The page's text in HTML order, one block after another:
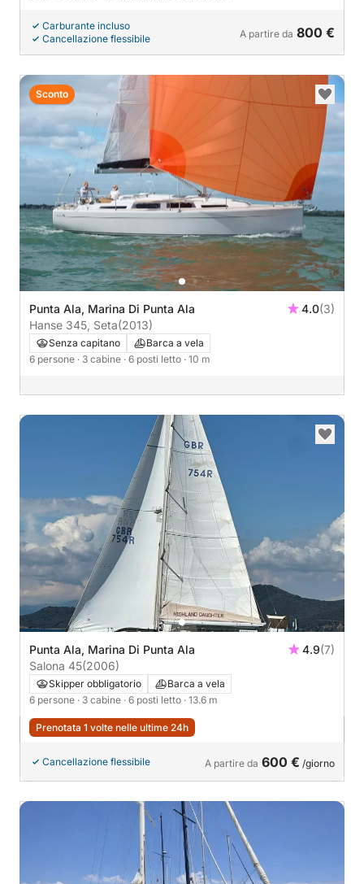
Carburante incluso
Cancellazione flessibile
A partire da 800 €
Punta Ala, Marina Di Punta Ala 4.0(3)
Hanse 345, Seta(2013)
Senza capitano
Barca a vela
6 persone · 3 cabine · 6 posti letto · 10 m
Sconto
Punta Ala, Marina Di Punta Ala 4.9(7)
Salona 45(2006)
Skipper obbligatorio
Barca a vela
6 persone · 3 cabine · 6 posti letto · 13.6 m
Prenotata 1 volte nelle ultime 24h
Cancellazione flessibile A partire da 600 € /giorno